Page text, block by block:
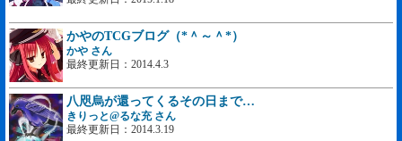
かやのTCGブログ（*＾～＾*）ゝ
かや さん
最終更新日：2014.4.3
八咫烏が還ってくるその日まで…
きりっと@るな充 さん
最終更新日：2014.3.19